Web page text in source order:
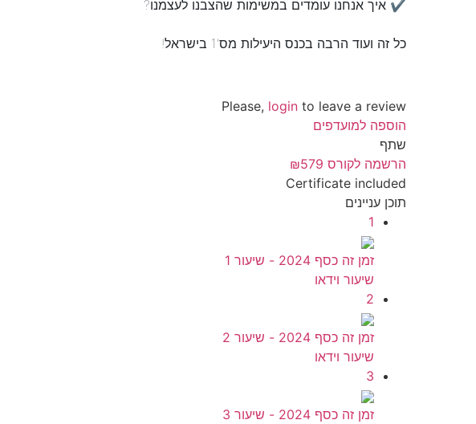
כל זה ועוד הרבה בכנס היעילות מס'1 בישראל!
Please, login to leave a review
הוספה למועדפים
שתף
הרשמה לקורס ₪579
Certificate included
תוכן עניינים
1
זמן זה כסף 2024 - שיעור 1
שיעור וידאו
2
זמן זה כסף 2024 - שיעור 2
שיעור וידאו
3
זמן זה כסף 2024 - שיעור 3